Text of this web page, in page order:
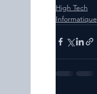
High Tech
Informatique